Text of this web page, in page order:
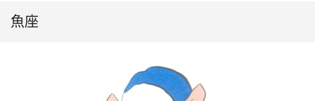
魚座